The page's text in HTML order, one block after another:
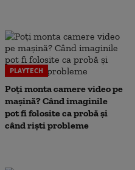
PLAYTECH
Poți monta camere video pe
mașină? Când imaginile
pot fi folosite ca probă și
când riști probleme